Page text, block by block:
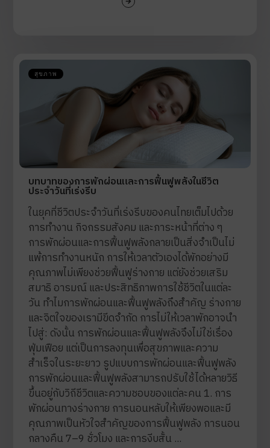
สุขภาพ
บทบาทของการพักผ่อนและการฟื้นฟูพลังในชีวิต
ประจำวันที่เร่งรีบ
ในยุคที่ชีวิตประจำวันที่เร่งรีบของคนไทยเต็มไปด้วย
การทำงาน กิจกรรมสังคม และภาระหน้าที่ต่าง ๆ
การพักผ่อนและการฟื้นฟูพลังกลายเป็นสิ่งจำเป็นไม่
แพ้การทำงานหนัก การให้เวลาตัวเองได้พักอย่างมี
คุณภาพไม่เพียงช่วยฟื้นฟูร่างกาย แต่ยังช่วยเสริม
สมาธิ อารมณ์ และประสิทธิภาพการใช้ชีวิตในแต่ละ
วัน ทำไมการพักผ่อนและฟื้นฟูพลังถึงสำคัญ ร่างกาย
และจิตใจของเรามีขีดจำกัด การไม่ให้เวลาพักอาจนำ
ไปสู่: ดังนั้น การพักผ่อนและฟื้นฟูพลังจึงไม่ใช่เรื่อง
ฟุ่มเฟือย แต่เป็นการลงทุนเพื่อสุขภาพและความ
สำเร็จในระยะยาว รูปแบบการพักผ่อนและฟื้นฟูพลัง
การพักผ่อนและฟื้นฟูพลังสามารถปรับใช้ได้หลายวิธี
ขึ้นอยู่กับวิถีชีวิตและความชอบของแต่ละคน 1. การ
พักผ่อนทางร่างกาย การนอนหลับให้เพียงพอและมี
คุณภาพเป็นหัวใจสำคัญของการฟื้นฟูพลัง การนอน
กลางคืน 7–9 ชั่วโมง และการงีบสั้น ...